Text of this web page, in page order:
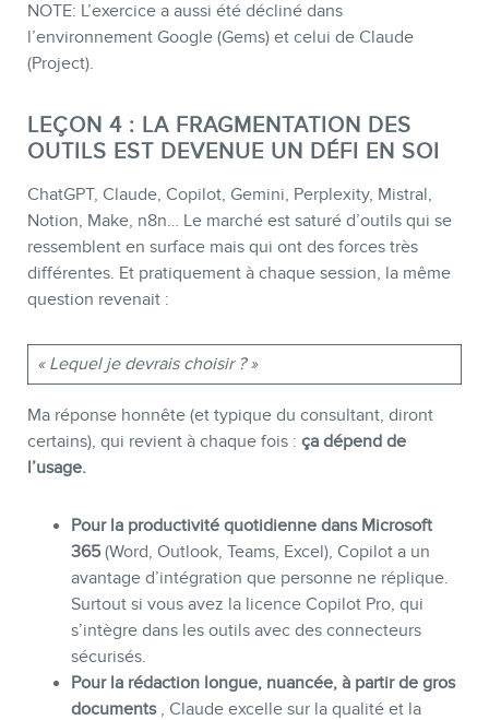
NOTE: L’exercice a aussi été décliné dans
l’environnement Google (Gems) et celui de Claude
(Project).
LEÇON 4 : LA FRAGMENTATION DES
OUTILS EST DEVENUE UN DÉFI EN SOI
ChatGPT, Claude, Copilot, Gemini, Perplexity, Mistral,
Notion, Make, n8n… Le marché est saturé d’outils qui se
ressemblent en surface mais qui ont des forces très
différentes. Et pratiquement à chaque session, la même
question revenait :
« Lequel je devrais choisir ? »
Ma réponse honnête (et typique du consultant, diront
certains), qui revient à chaque fois : ça dépend de
l’usage.
Pour la productivité quotidienne dans Microsoft
365(Word, Outlook, Teams, Excel), Copilot a un
avantage d’intégration que personne ne réplique.
Surtout si vous avez la licence Copilot Pro, qui
s’intègre dans les outils avec des connecteurs
sécurisés.
Pour la rédaction longue, nuancée, à partir de gros
documents , Claude excelle sur la qualité et la